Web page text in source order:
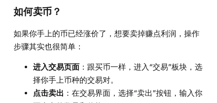
如何卖币？
如果你手上的币已经涨价了，想要卖掉赚点利润，操作
步骤其实也很简单：
进入交易页面 ：跟买币一样，进入“交易”板块，选
择你手上币种的交易对。
点击卖出 ：在交易界面，选择“卖出”按钮，输入你